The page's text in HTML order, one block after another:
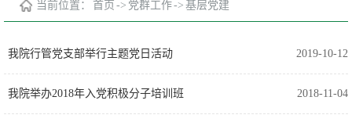
当前位置： 首页 -> 党群工作-> 基层党建
2019-10-12
我院行管党支部举行主题党日活动
2018-11-04
我院举办2018年入党积极分子培训班